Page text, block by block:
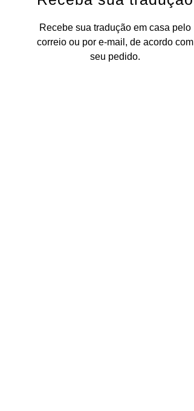
Recebe sua tradução em casa pelo
correio ou por e-mail, de acordo com
seu pedido.